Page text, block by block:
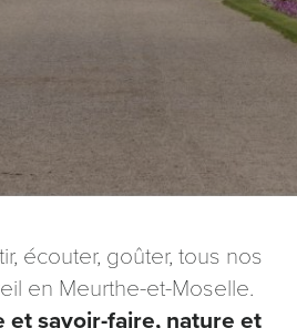
écouter, goûter, tous nos
en Meurthe-et-Moselle.
et savoir-faire, nature et